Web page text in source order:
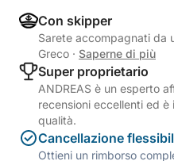
Con skipper
Sarete accompagnati da
Greco · Saperne di più
Super proprietario
ANDREAS è un esperto
recensioni eccellenti ed
qualità.
Cancellazione
Ottieni un rimborso